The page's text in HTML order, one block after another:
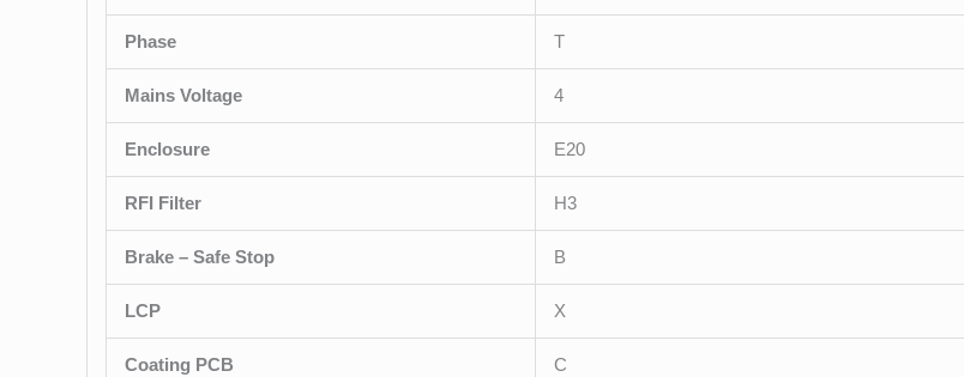
Phase T
Mains Voltage 4
Enclosure E20
RFI Filter H3
Brake – Safe Stop B
LCP X
Coating PCB C